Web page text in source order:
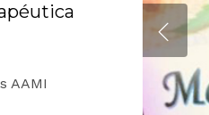
AAMI